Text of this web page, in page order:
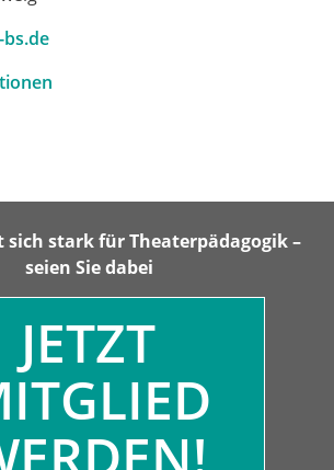
sich stark für Theaterpädagogik –
seien Sie dabei
JETZT